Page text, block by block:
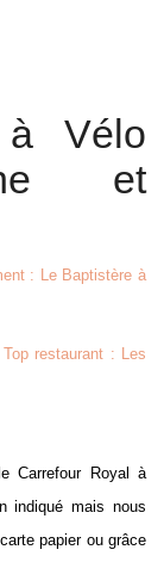
Vélo
et
: Le Baptistère à
Top restaurant : Les
Carrefour Royal à
indiqué mais nous
papier ou grâce